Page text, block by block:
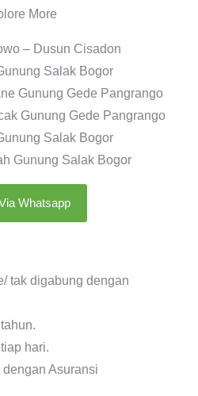
More
– Dusun Cisadon
Salak Bogor
Gunung Gede Pangrango
Gunung Gede Pangrango
Salak Bogor
Gunung Salak Bogor
Whatsapp
tak digabung dengan
hari.
Asuransi